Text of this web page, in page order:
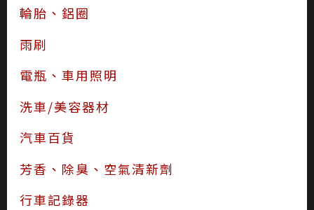
輪胎、鋁圈
雨刷
電瓶、車用照明
洗車/美容器材
汽車百貨
芳香、除臭、空氣清新劑
行車記錄器